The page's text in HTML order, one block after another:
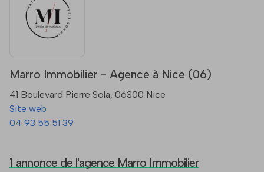
Marro Immobilier - Agence à Nice (06)
41 Boulevard Pierre Sola, 06300 Nice
Site web
04 93 55 51 39
1 annonce de l'agence Marro Immobilier